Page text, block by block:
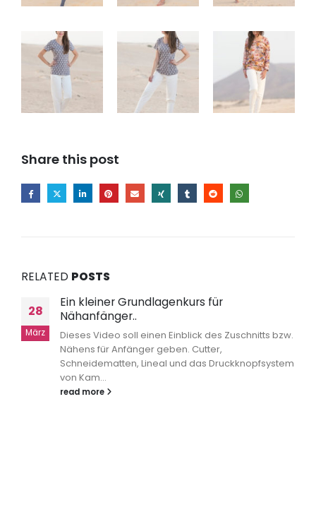
Share this post
RELATED POSTS
28
März
Ein kleiner Grundlagenkurs für
Nähanfänger..
Dieses Video soll einen Einblick des Zuschnitts bzw.
Nähens für Anfänger geben. Cutter,
Schneidematten, Lineal und das Druckknopfsystem
von Kam...
read more